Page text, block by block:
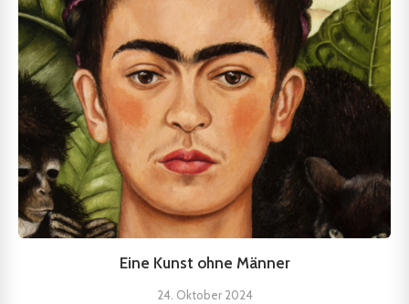
Eine Kunst ohne Männer
24. Oktober 2024